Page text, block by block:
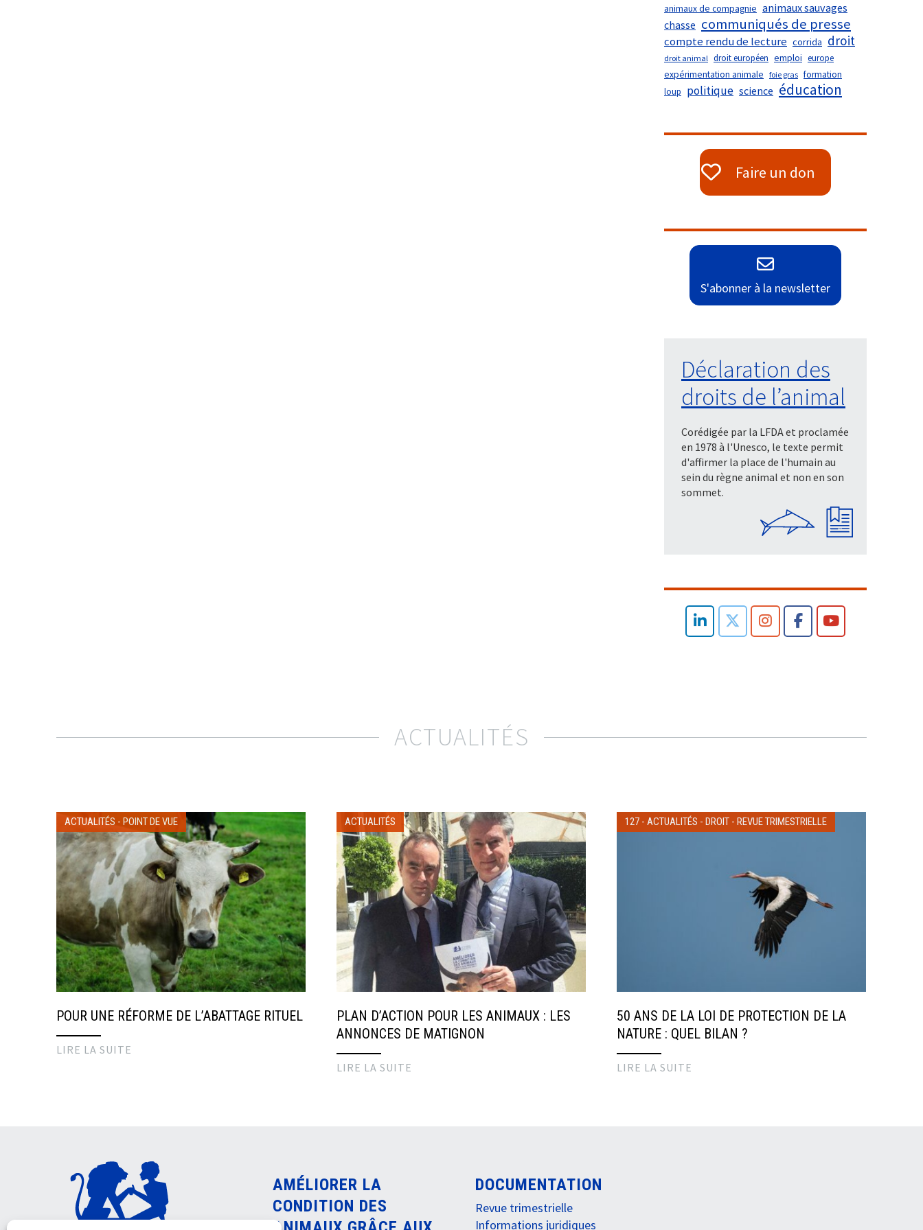
animaux de compagnie animaux sauvages
chasse communiqués de presse
compte rendu de lecture corrida droit
droit animal droit européen emploi europe
expérimentation animale foie gras formation
loup politique science éducation
Faire un don
S'abonner à la newsletter
Déclaration des
droits de l’animal
Corédigée par la LFDA et proclamée
en 1978 à l'Unesco, le texte permit
d'affirmer la place de l'humain au
sein du règne animal et non en son
sommet.
ACTUALITÉS
ACTUALITÉS - POINT DE VUE
POUR UNE RÉFORME DE L’ABATTAGE RITUEL
LIRE LA SUITE
ACTUALITÉS
PLAN D’ACTION POUR LES ANIMAUX : LES
ANNONCES DE MATIGNON
LIRE LA SUITE
127- ACTUALITÉS - DROIT- REVUE TRIMESTRIELLE
50 ANS DE LA LOI DE PROTECTION DE LA
NATURE : QUEL BILAN ?
LIRE LA SUITE
AMÉLIORER LA
CONDITION DES
DOCUMENTATION
Revue trimestrielle
Informations juridiques